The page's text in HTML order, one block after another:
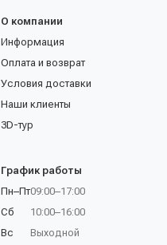
О компании
Информация
Оплата и возврат
Условия доставки
Наши клиенты
3D-тур
График работы
Пн–Пт
Сб
Вс
09:00–17:00
10:00–16:00
Выходной